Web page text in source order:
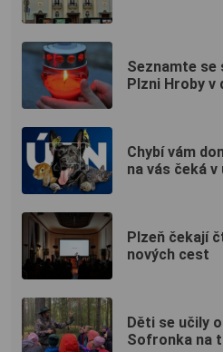
Seznamte se
Plzni Hroby
Chybí vám
na vás čeká
Plzeň čekají
nových cest
Děti se učily
Sofronka na